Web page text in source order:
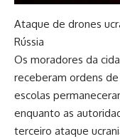
Ataque de drones
Rússia
Os moradores da
receberam ordens
escolas
enquanto as
terceiro ataque